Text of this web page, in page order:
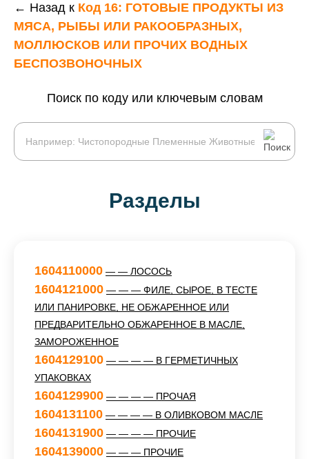
← Назад к Код 16: ГОТОВЫЕ ПРОДУКТЫ ИЗ
МЯСА, РЫБЫ ИЛИ РАКООБРАЗНЫХ,
МОЛЛЮСКОВ ИЛИ ПРОЧИХ ВОДНЫХ
БЕСПОЗВОНОЧНЫХ
Поиск по коду или ключевым словам
Разделы
1604110000 — — ЛОСОСЬ
1604121000 — — — ФИЛЕ, СЫРОЕ, В ТЕСТЕ
ИЛИ ПАНИРОВКЕ, НЕ ОБЖАРЕННОЕ ИЛИ
ПРЕДВАРИТЕЛЬНО ОБЖАРЕННОЕ В МАСЛЕ,
ЗАМОРОЖЕННОЕ
1604129100 — — — — В ГЕРМЕТИЧНЫХ
УПАКОВКАХ
1604129900 — — — — ПРОЧАЯ
1604131100 — — — — В ОЛИВКОВОМ МАСЛЕ
1604131900 — — — — ПРОЧИЕ
1604139000 — — — ПРОЧИЕ